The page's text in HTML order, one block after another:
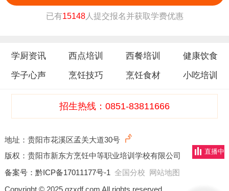
直播中
已有15148人提交报名并获取学费优惠
学厨资讯 西点培训 西餐培训 健康饮食
学子心声 烹饪技巧 烹饪食材 小吃培训
招生热线：0851-83811666
地址：贵阳市花溪区孟关大道30号
版权：贵阳市新东方烹饪中等职业培训学校有限公司
备案号： 黔ICP备17011177号-1 全国分校 网站地图
Copyright © 2025 gzxdf.com All rights reserved